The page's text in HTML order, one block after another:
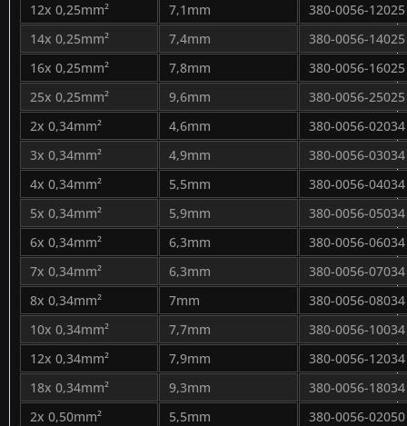
12x 0,25mm²
7,1mm
380-0056-12025
14x 0,25mm²
7,4mm
380-0056-14025
16x 0,25mm²
7,8mm
380-0056-16025
25x 0,25mm²
9,6mm
380-0056-25025
2x 0,34mm²
4,6mm
380-0056-02034
3x 0,34mm²
4,9mm
380-0056-03034
4x 0,34mm²
5,5mm
380-0056-04034
5x 0,34mm²
5,9mm
380-0056-05034
6x 0,34mm²
6,3mm
380-0056-06034
7x 0,34mm²
6,3mm
380-0056-07034
8x 0,34mm²
7mm
380-0056-08034
10x 0,34mm²
7,7mm
380-0056-10034
12x 0,34mm²
7,9mm
380-0056-12034
18x 0,34mm²
9,3mm
380-0056-18034
2x 0,50mm²
5,5mm
380-0056-02050